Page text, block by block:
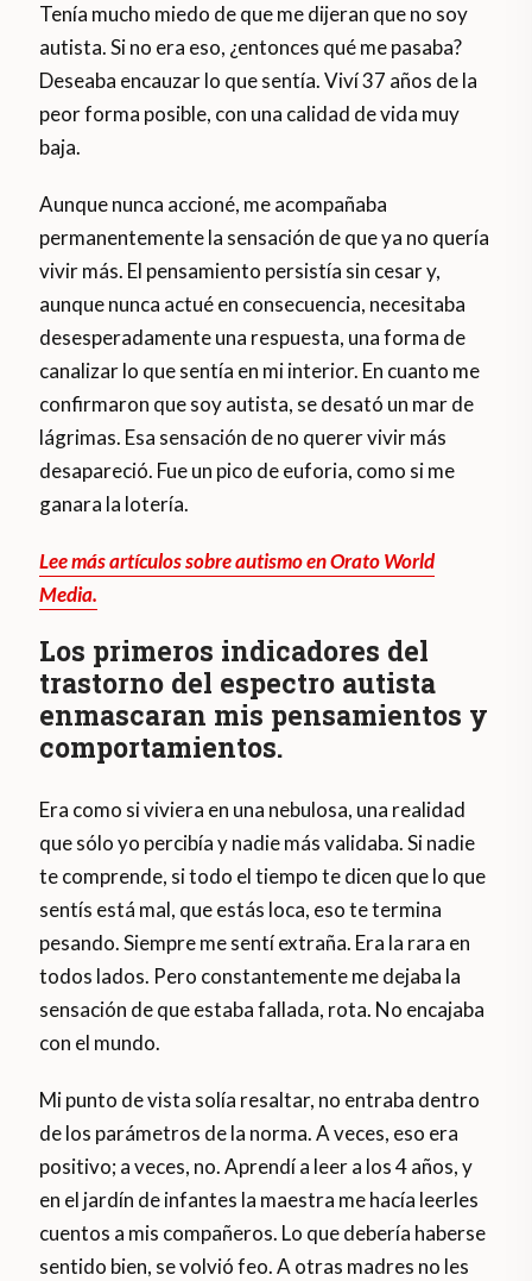
Tenía mucho miedo de que me dijeran que no soy
autista. Si no era eso, ¿entonces qué me pasaba?
Deseaba encauzar lo que sentía. Viví 37 años de la
peor forma posible, con una calidad de vida muy
baja.
Aunque nunca accioné, me acompañaba
permanentemente la sensación de que ya no quería
vivir más. El pensamiento persistía sin cesar y,
aunque nunca actué en consecuencia, necesitaba
desesperadamente una respuesta, una forma de
canalizar lo que sentía en mi interior. En cuanto me
confirmaron que soy autista, se desató un mar de
lágrimas. Esa sensación de no querer vivir más
desapareció. Fue un pico de euforia, como si me
ganara la lotería.
Lee más artículos sobre autismo en Orato World
Media.
Los primeros indicadores del
trastorno del espectro autista
enmascaran mis pensamientos y
comportamientos.
Era como si viviera en una nebulosa, una realidad
que sólo yo percibía y nadie más validaba. Si nadie
te comprende, si todo el tiempo te dicen que lo que
sentís está mal, que estás loca, eso te termina
pesando. Siempre me sentí extraña. Era la rara en
todos lados. Pero constantemente me dejaba la
sensación de que estaba fallada, rota. No encajaba
con el mundo.
Mi punto de vista solía resaltar, no entraba dentro
de los parámetros de la norma. A veces, eso era
positivo; a veces, no. Aprendí a leer a los 4 años, y
en el jardín de infantes la maestra me hacía leerles
cuentos a mis compañeros. Lo que debería haberse
sentido bien, se volvió feo. A otras madres no les